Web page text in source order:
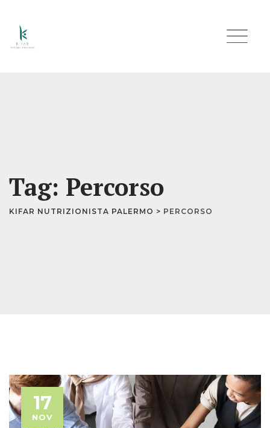
content
Tag: Percorso
KIFAR NUTRIZIONISTA PALERMO > PERCORSO
17
NOV